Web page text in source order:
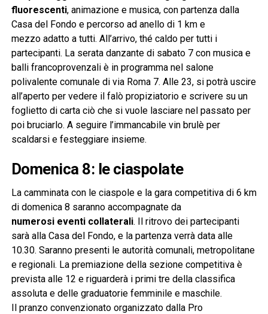
fluorescenti, animazione e musica, con partenza dalla
Casa del Fondo e percorso ad anello di 1 km e
mezzo adatto a tutti. All’arrivo, thé caldo per tutti i
partecipanti. La serata danzante di sabato 7 con musica e
balli francoprovenzali è in programma nel salone
polivalente comunale di via Roma 7. Alle 23, si potrà uscire
all’aperto per vedere il falò propiziatorio e scrivere su un
foglietto di carta ciò che si vuole lasciare nel passato per
poi bruciarlo. A seguire l’immancabile vin brulè per
scaldarsi e festeggiare insieme.
Domenica 8: le ciaspolate
La camminata con le ciaspole e la gara competitiva di 6 km
di domenica 8 saranno accompagnate da
numerosi eventi collaterali. Il ritrovo dei partecipanti
sarà alla Casa del Fondo, e la partenza verrà data alle
10.30. Saranno presenti le autorità comunali, metropolitane
e regionali. La premiazione della sezione competitiva è
prevista alle 12 e riguarderà i primi tre della classifica
assoluta e delle graduatorie femminile e maschile.
Il pranzo convenzionato organizzato dalla Pro